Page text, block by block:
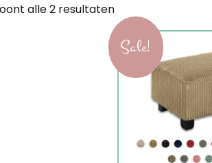
alle 2 resultatenGesorteerd
op
nieuwste
Sale!
Dit
product
heeft
meerdere
variaties.
Deze